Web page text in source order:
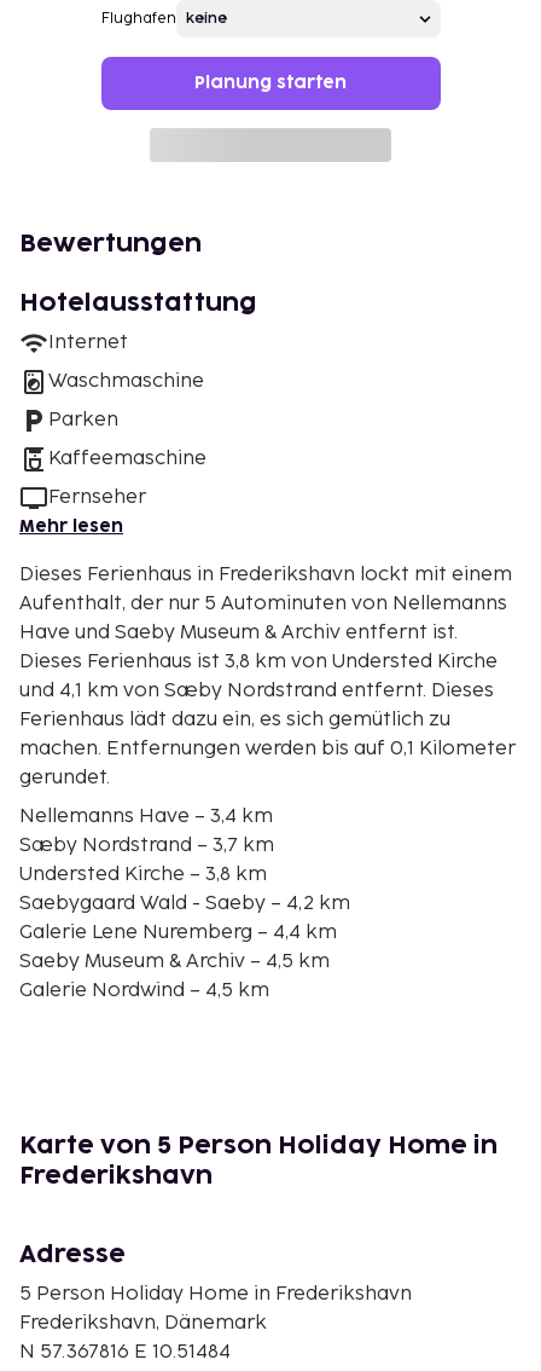
Flughafen
Planung starten
Bewertungen
Hotelausstattung
Internet
Waschmaschine
Parken
Kaffeemaschine
Fernseher
Mehr lesen
Dieses Ferienhaus in Frederikshavn lockt mit einem
Aufenthalt, der nur 5 Autominuten von Nellemanns
Have und Saeby Museum & Archiv entfernt ist.
Dieses Ferienhaus ist 3,8 km von Understed Kirche
und 4,1 km von Sæby Nordstrand entfernt. Dieses
Ferienhaus lädt dazu ein, es sich gemütlich zu
machen. Entfernungen werden bis auf 0,1 Kilometer
gerundet.
Nellemanns Have – 3,4 km
Sæby Nordstrand – 3,7 km
Understed Kirche – 3,8 km
Saebygaard Wald - Saeby – 4,2 km
Galerie Lene Nuremberg – 4,4 km
Saeby Museum & Archiv – 4,5 km
Galerie Nordwind – 4,5 km
Betonskulptur – 4,9 km
Glashuset – 5,2 km
Vor Ort gibt es Folgendes: Parken ohne Service
(kostenlos). Genieße von folgendem Punkt aus den
schönen Ausblick: Terrasse. Nutz außerdem
Einrichtungen und Leistungen wie kostenloses
Karte von 5 Person Holiday Home in
Frederikshavn
Adresse
5 Person Holiday Home in Frederikshavn
Frederikshavn, Dänemark
N 57.367816 E 10.51484